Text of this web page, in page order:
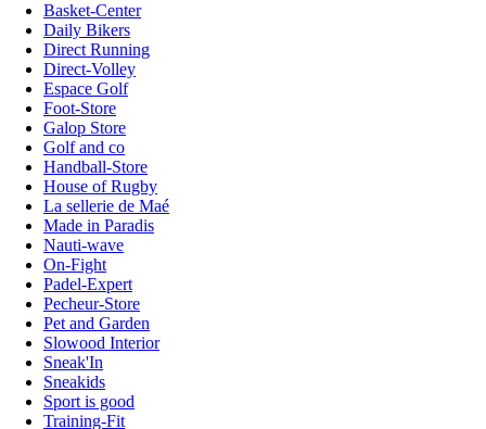
Basket-Center
Daily Bikers
Direct Running
Direct-Volley
Espace Golf
Foot-Store
Galop Store
Golf and co
Handball-Store
House of Rugby
La sellerie de Maé
Made in Paradis
Nauti-wave
On-Fight
Padel-Expert
Pecheur-Store
Pet and Garden
Slowood Interior
Sneak'In
Sneakids
Sport is good
Training-Fit